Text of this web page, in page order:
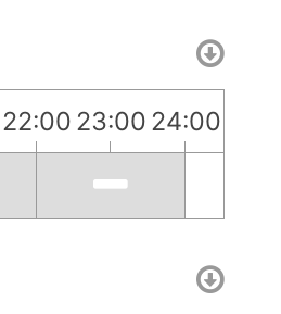
22:00 23:00 24:00